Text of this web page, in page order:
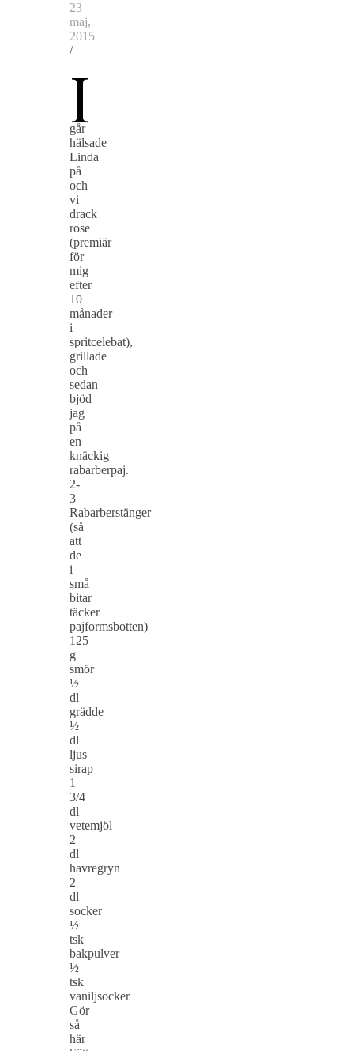
23
maj,
2015
/
I
går
hälsade
Linda
på
och
vi
drack
rose
(premiär
för
mig
efter
10
månader
i
spritcelebat),
grillade
och
sedan
bjöd
jag
på
en
knäckig
rabarberpaj.
2-
3
Rabarberstänger
(så
att
de
i
små
bitar
täcker
pajformsbotten)
125
g
smör
½
dl
grädde
½
dl
ljus
sirap
1
3/4
dl
vetemjöl
2
dl
havregryn
2
dl
socker
½
tsk
bakpulver
½
tsk
vaniljsocker
Gör
så
här